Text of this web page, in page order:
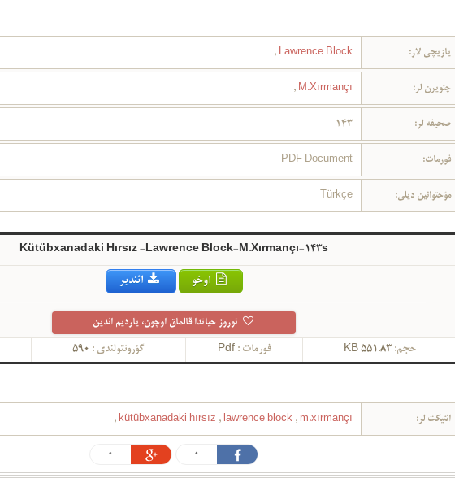
یازیچی لار: Lawrence Block
,
چئویرن لر: M.Xırmançı
,
صحیفه لر: 143
فورمات: PDF Document
مؤحتوانین دیلی: Türkçe
Kütübxanadaki Hırsız -Lawrence Block-M.Xırmançı-143s
اوخو ائندیر
توروز حیاتدا قالماق اوچون، یاردیم ائدین
حجم: 551.83 KB فورمات :Pdf گؤرونتولندی : 590
ائتیکت لر: kütübxanadaki hırsız , lawrence block , m.xırmançı
,
0
0